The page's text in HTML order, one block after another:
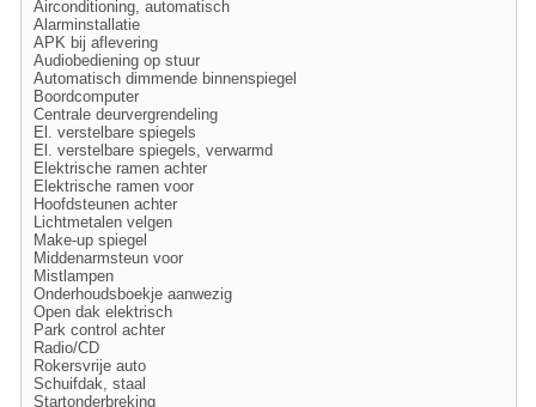
Airconditioning, automatisch
Alarminstallatie
APK bij aflevering
Audiobediening op stuur
Automatisch dimmende binnenspiegel
Boordcomputer
Centrale deurvergrendeling
El. verstelbare spiegels
El. verstelbare spiegels, verwarmd
Elektrische ramen achter
Elektrische ramen voor
Hoofdsteunen achter
Lichtmetalen velgen
Make-up spiegel
Middenarmsteun voor
Mistlampen
Onderhoudsboekje aanwezig
Open dak elektrisch
Park control achter
Radio/CD
Rokersvrije auto
Schuifdak, staal
Startonderbreking